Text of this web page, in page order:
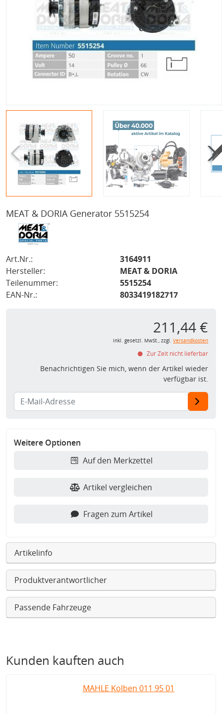
MEAT & DORIA Generator 5515254
Art.Nr.:
3164911
Hersteller:
MEAT & DORIA
Teilenummer:
5515254
EAN-Nr.:
8033419182717
211,44 €
inkl. gesetzl. MwSt., zzgl. Versandkosten
Zur Zeit nicht lieferbar
Benachrichtigen Sie mich, wenn der Artikel wieder
verfügbar ist.
Weitere Optionen
Auf den Merkzettel
Artikel vergleichen
Fragen zum Artikel
Artikelinfo
Produktverantwortlicher
Passende Fahrzeuge
Kunden kauften auch
MAHLE Kolben 011 95 01